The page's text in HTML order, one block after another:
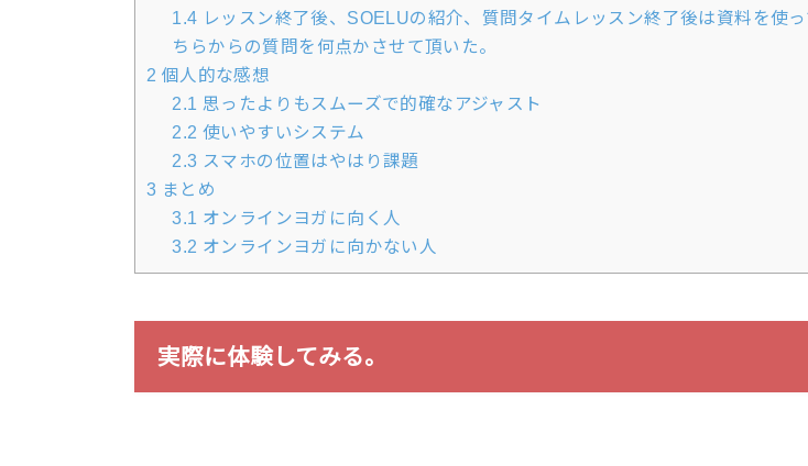
1.4 レッスン終了後、SOELUの紹介、質問タイムレッスン終了後は資料を使
ちらからの質問を何点かさせて頂いた。
2 個人的な感想
2.1 思ったよりもスムーズで的確なアジャスト
2.2 使いやすいシステム
2.3 スマホの位置はやはり課題
3 まとめ
3.1 オンラインヨガに向く人
3.2 オンラインヨガに向かない人
実際に体験してみる。